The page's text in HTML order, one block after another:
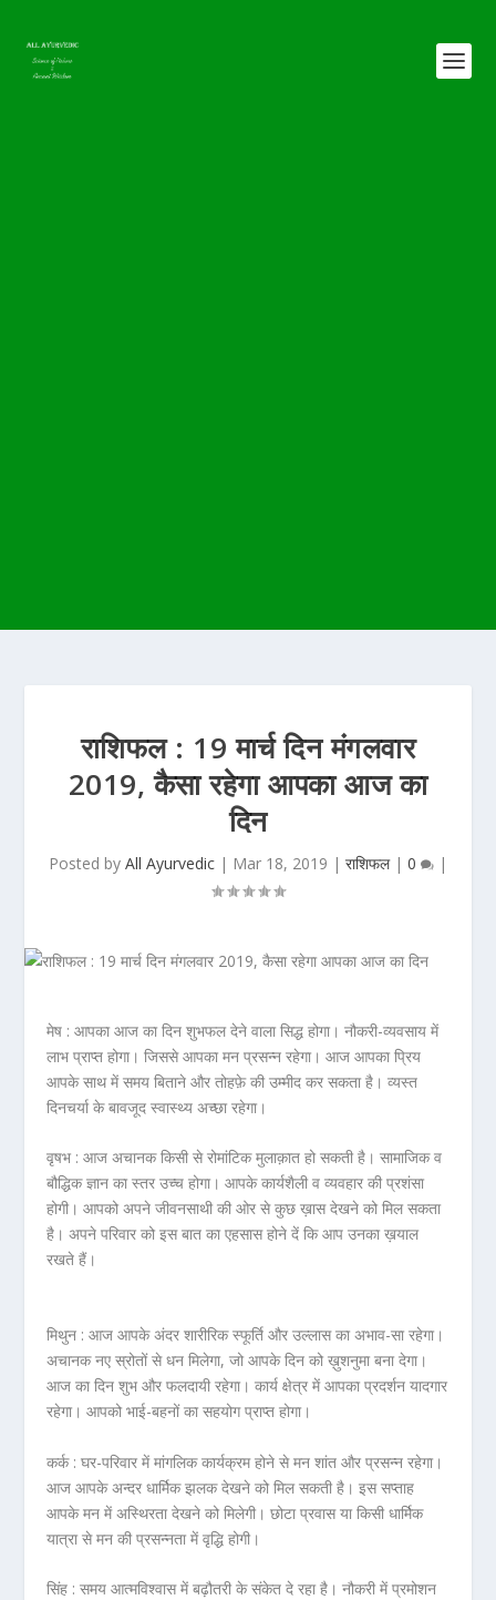
राशिफल : 19 मार्च दिन मंगलवार
2019, कैसा रहेगा आपका आज का
दिन
Posted by All Ayurvedic | Mar 18, 2019 | राशिफल| 0 |
मेष : आपका आज का दिन शुभफल देने वाला सिद्ध होगा। नौकरी-व्यवसाय में
लाभ प्राप्त होगा। जिससे आपका मन प्रसन्न रहेगा। आज आपका प्रिय
आपके साथ में समय बिताने और तोहफ़े की उम्मीद कर सकता है। व्यस्त
दिनचर्या के बावजूद स्वास्थ्य अच्छा रहेगा।
वृषभ : आज अचानक किसी से रोमांटिक मुलाक़ात हो सकती है। सामाजिक व
बौद्धिक ज्ञान का स्तर उच्च होगा। आपके कार्यशैली व व्यवहार की प्रशंसा
होगी। आपको अपने जीवनसाथी की ओर से कुछ ख़ास देखने को मिल सकता
है। अपने परिवार को इस बात का एहसास होने दें कि आप उनका ख़याल
रखते हैं।
मिथुन : आज आपके अंदर शारीरिक स्फूर्ति और उल्लास का अभाव-सा रहेगा।
अचानक नए स्रोतों से धन मिलेगा, जो आपके दिन को ख़ुशनुमा बना देगा।
आज का दिन शुभ और फलदायी रहेगा। कार्य क्षेत्र में आपका प्रदर्शन यादगार
रहेगा। आपको भाई-बहनों का सहयोग प्राप्त होगा।
कर्क : घर-परिवार में मांगलिक कार्यक्रम होने से मन शांत और प्रसन्न रहेगा।
आज आपके अन्दर धार्मिक झलक देखने को मिल सकती है। इस सप्ताह
आपके मन में अस्थिरता देखने को मिलेगी। छोटा प्रवास या किसी धार्मिक
यात्रा से मन की प्रसन्नता में वृद्धि होगी।
सिंह : समय आत्मविश्वास में बढ़ौतरी के संकेत दे रहा है। नौकरी में प्रमोशन